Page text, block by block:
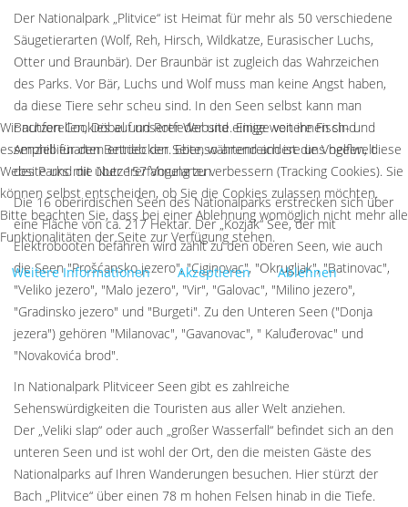
Der Nationalpark „Plitvice“ ist Heimat für mehr als 50 verschiedene
Säugetierarten (Wolf, Reh, Hirsch, Wildkatze, Eurasischer Luchs,
Otter und Braunbär). Der Braunbär ist zugleich das Wahrzeichen
des Parks. Vor Bär, Luchs und Wolf muss man keine Angst haben,
da diese Tiere sehr scheu sind. In den Seen selbst kann man
Bachforellen, Döbel und Rotfeder und einige weitere Fisch- und
Amphibienarten entdecken. Ebenso artenreich ist die Vogelwelt
des Parks mit über 157 Vogelarten.
Die 16 oberirdischen Seen des Nationalparks erstrecken sich über
eine Fläche von ca. 217 Hektar. Der „Kozjak“ See, der mit
Elektrobooten befahren wird zählt zu den oberen Seen, wie auch
die Seen "Prošćansko jezero", "Ciginovac", "Okrugljak", "Batinovac",
"Veliko jezero", "Malo jezero", "Vir", "Galovac", "Milino jezero",
"Gradinsko jezero" und "Burgeti". Zu den Unteren Seen ("Donja
jezera") gehören "Milanovac", "Gavanovac", " Kaluđerovac" und
"Novakovića brod".
In Nationalpark Plitviceer Seen gibt es zahlreiche
Sehenswürdigkeiten die Touristen aus aller Welt anziehen.
Der „Veliki slap“ oder auch „großer Wasserfall“ befindet sich an den
unteren Seen und ist wohl der Ort, den die meisten Gäste des
Nationalparks auf Ihren Wanderungen besuchen. Hier stürzt der
Bach „Plitvice“ über einen 78 m hohen Felsen hinab in die Tiefe.
Wir nutzen Cookies auf unserer Website. Einige von ihnen sind
essenziell für den Betrieb der Seite, während andere uns helfen, diese
Website und die Nutzererfahrung zu verbessern (Tracking Cookies). Sie
können selbst entscheiden, ob Sie die Cookies zulassen möchten.
Bitte beachten Sie, dass bei einer Ablehnung womöglich nicht mehr alle
Funktionalitäten der Seite zur Verfügung stehen.
Weitere Informationen Akzeptieren Ablehnen